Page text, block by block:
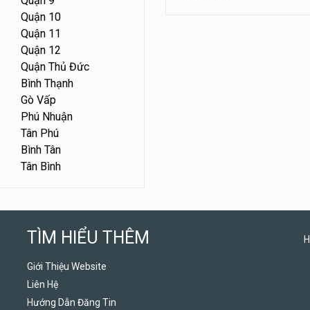
Quận 10
Quận 11
Quận 12
Quận Thủ Đức
Bình Thạnh
Gò Vấp
Phú Nhuận
Tân Phú
Bình Tân
Tân Bình
TÌM HIỂU THÊM
Giới Thiệu Website
Liên Hệ
Hướng Dẫn Đăng Tin